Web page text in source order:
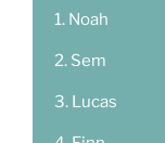
Noah
Sem
Lucas